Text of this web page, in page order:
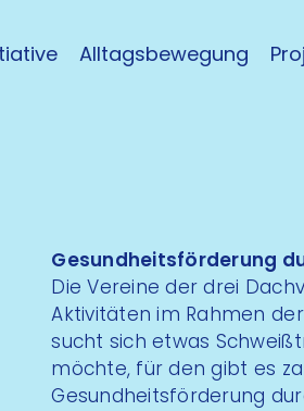
Alltagsbewegung
Gesundheitsförderung
Die Vereine der drei
Aktivitäten im Rahmen
sucht sich etwas
möchte, für den gibt es
Gesundheitsförderung